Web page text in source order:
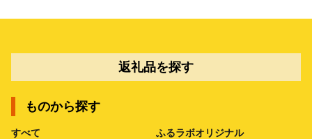
返礼品を探す
ものから探す
すべて ふるラボオリジナル